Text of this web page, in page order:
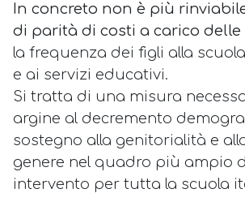
In concreto non è più
di parità di costi a carico delle
la frequenza dei figli alla
e ai servizi educativi.
Si tratta di una misura
argine al decremento
sostegno alla genitorialità e
genere nel quadro più ampio
intervento per tutta la scuola